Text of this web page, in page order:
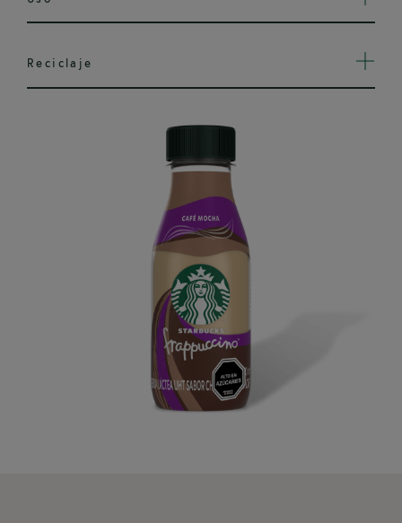
Reciclaje